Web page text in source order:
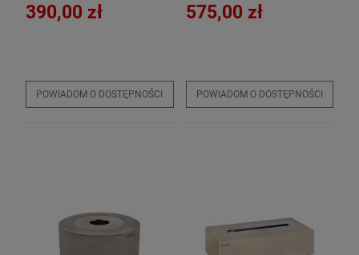
390,00 zł
POWIADOM O DOSTĘPNOŚCI
575,00 zł
POWIADOM O DOSTĘPNOŚCI